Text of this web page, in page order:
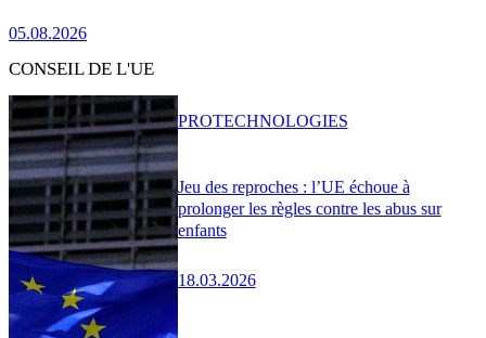
05.08.2026
CONSEIL DE L'UE
Jeu des reproches : l’UE échoue à
prolonger les règles contre les abus sur
enfants
18.03.2026
PROTECHNOLOGIES